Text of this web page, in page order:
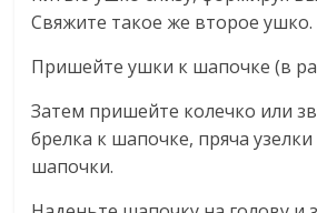
Свяжите такое же второе ушко.
Пришейте ушки к шапочке (в
Затем пришейте колечко или
брелка к шапочке, пряча
шапочки.